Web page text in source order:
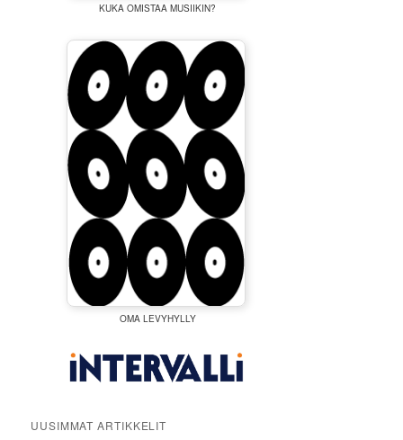
KUKA OMISTAA MUSIIKIN?
OMA LEVYHYLLY
UUSIMMAT ARTIKKELIT